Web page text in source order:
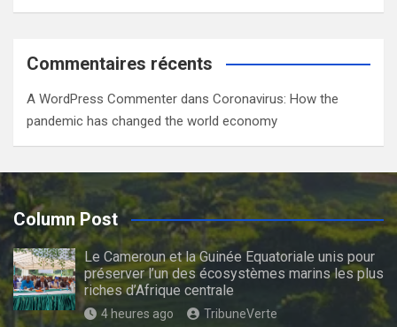
Commentaires récents
A WordPress Commenter dans Coronavirus: How the
pandemic has changed the world economy
Column Post
Le Cameroun et la Guinée Equatoriale unis pour
préserver l’un des écosystèmes marins les plus
riches d’Afrique centrale
4 heures ago TribuneVerte